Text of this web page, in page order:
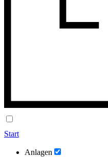
Start
Anlagen